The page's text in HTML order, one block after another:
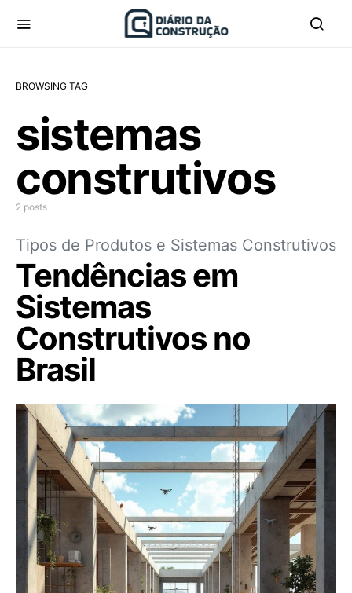
BROWSING TAG
sistemas
construtivos
2 posts
Tipos de Produtos e Sistemas Construtivos
Tendências em
Sistemas
Construtivos no
Brasil